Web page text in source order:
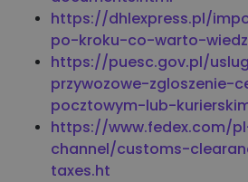
https://dhlexpress.pl/
po-kroku-co-warto-
https://puesc.gov.pl/
przywozowe-zgloszenie-
pocztowym-lub-
https://www.fedex.com/
channel/customs-
taxes.ht